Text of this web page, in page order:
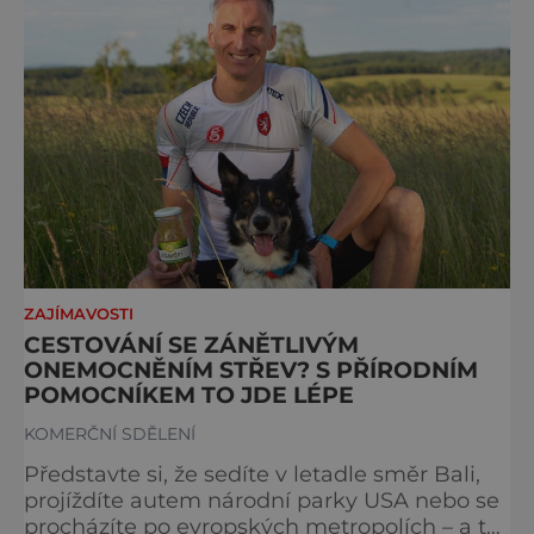
ZAJÍMAVOSTI
CESTOVÁNÍ SE ZÁNĚTLIVÝM
ONEMOCNĚNÍM STŘEV? S PŘÍRODNÍM
POMOCNÍKEM TO JDE LÉPE
KOMERČNÍ SDĚLENÍ
Představte si, že sedíte v letadle směr Bali,
projíždíte autem národní parky USA nebo se
procházíte po evropských metropolích – a to